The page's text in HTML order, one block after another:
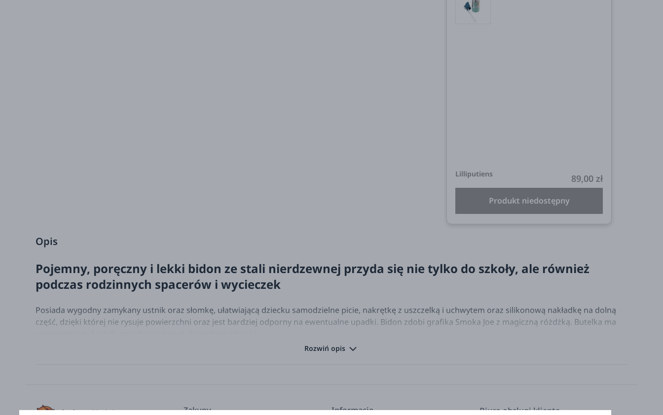
Lilliputiens 89,00 zł
Produkt niedostępny
Opis
Pojemny, poręczny i lekki bidon ze stali nierdzewnej przyda się nie tylko do szkoły, ale również
podczas rodzinnych spacerów i wycieczek
Posiada wygodny zamykany ustnik oraz słomkę, ułatwiającą dziecku samodzielne picie, nakrętkę z uszczelką i uchwytem oraz silikonową nakładkę na dolną
część, dzięki której nie rysuje powierzchni oraz jest bardziej odporny na ewentualne upadki. Bidon zdobi grafika Smoka Joe z magiczną różdżką. Butelka ma
Można dobrać do niej inne akcesoria lub zabawki z tym samym bohaterem.
materiał: stal nierdzewna, silikon
Rozwiń opis
Zakupy Informacje Biuro obsługi klienta